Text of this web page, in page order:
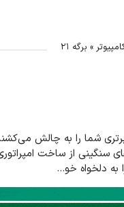
» برگه ۲۱
شما را به چالش
از ساخت
دلخواه خو...